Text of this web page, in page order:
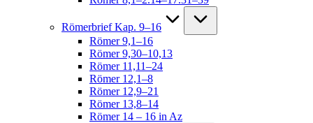
Römerbrief Kap. 9–16
Römer 9,1–16
Römer 9,30–10,13
Römer 11,11–24
Römer 12,1–8
Römer 12,9–21
Römer 13,8–14
Römer 14 – 16 in Az